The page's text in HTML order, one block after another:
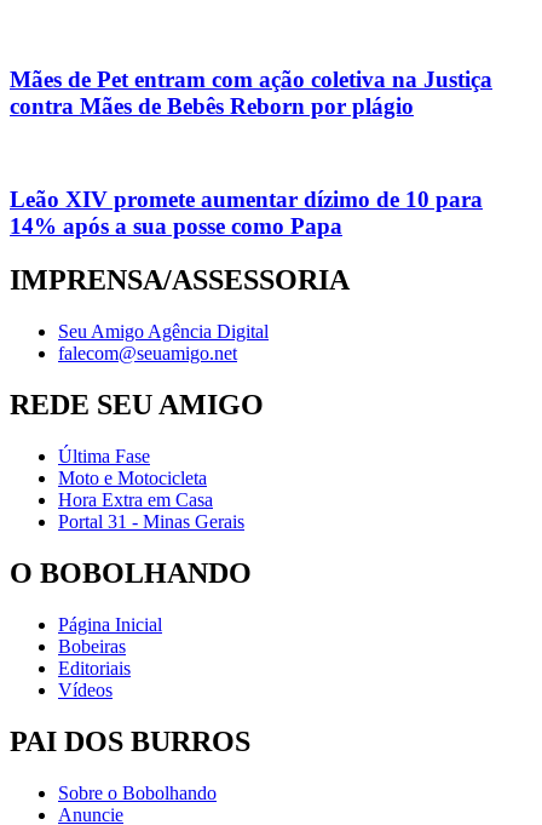
Mães de Pet entram com ação coletiva na Justiça
contra Mães de Bebês Reborn por plágio
Leão XIV promete aumentar dízimo de 10 para
14% após a sua posse como Papa
IMPRENSA/ASSESSORIA
Seu Amigo Agência Digital
falecom@seuamigo.net
REDE SEU AMIGO
Última Fase
Moto e Motocicleta
Hora Extra em Casa
Portal 31 - Minas Gerais
O BOBOLHANDO
Página Inicial
Bobeiras
Editoriais
Vídeos
PAI DOS BURROS
Sobre o Bobolhando
Anuncie